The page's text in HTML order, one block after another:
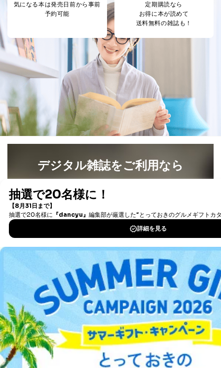
気になる本は発売日前から事前
予約可能
定期購読なら
お得に本が読めて
送料無料の雑誌も！
デジタル雑誌をご利用なら
書籍）が無料で読み放題！
DOWNLOAD FOR IOS
DOWNLOAD FOR ANDROID
ご利用方法はこちら
総合案内
アフィリエイト 採用情報